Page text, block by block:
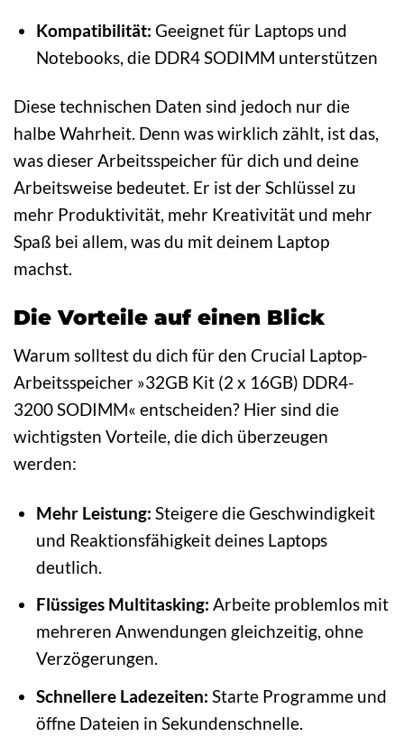
Kompatibilität: Geeignet für Laptops und
Notebooks, die DDR4 SODIMM unterstützen
Diese technischen Daten sind jedoch nur die
halbe Wahrheit. Denn was wirklich zählt, ist das,
was dieser Arbeitsspeicher für dich und deine
Arbeitsweise bedeutet. Er ist der Schlüssel zu
mehr Produktivität, mehr Kreativität und mehr
Spaß bei allem, was du mit deinem Laptop
machst.
Die Vorteile auf einen Blick
Warum solltest du dich für den Crucial Laptop-
Arbeitsspeicher »32GB Kit (2 x 16GB) DDR4-
3200 SODIMM« entscheiden? Hier sind die
wichtigsten Vorteile, die dich überzeugen
werden:
Mehr Leistung: Steigere die Geschwindigkeit
und Reaktionsfähigkeit deines Laptops
deutlich.
Flüssiges Multitasking: Arbeite problemlos mit
mehreren Anwendungen gleichzeitig, ohne
Verzögerungen.
Schnellere Ladezeiten: Starte Programme und
öffne Dateien in Sekundenschnelle.